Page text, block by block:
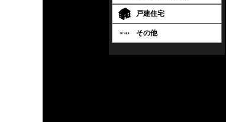
戸建住宅
その他